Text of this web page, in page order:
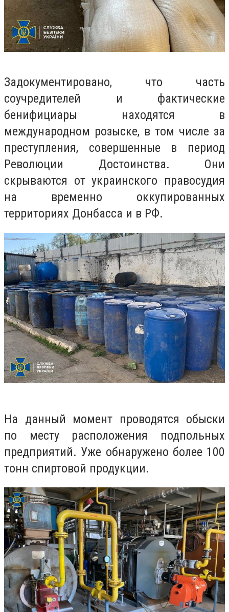
Задокументировано, что часть
соучредителей и фактические
бенифициары находятся в
международном розыске, в том числе за
преступления, совершенные в период
Революции Достоинства. Они
скрываются от украинского правосудия
на временно оккупированных
территориях Донбасса и в РФ.
На данный момент проводятся обыски
по месту расположения подпольных
предприятий. Уже обнаружено более 100
тонн спиртовой продукции.